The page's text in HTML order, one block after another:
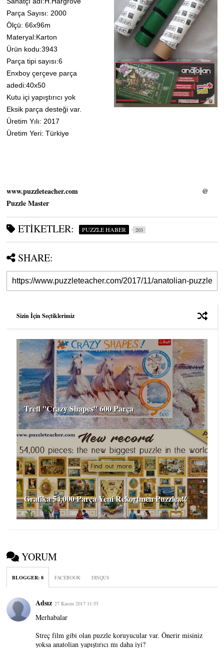
Parça Sayısı: 2000
Ölçü: 66x96m
Materyal:Karton
Ürün kodu:3943
Parça tipi sayısı:6
Enxboy çerçeve parça
adedi:40x50
Kutu içi yapıştırıcı yok
Eksik parça desteği var.
Üretim Yılı: 2017
Üretim Yeri: Türkiye
www.puzzleteacher.com
@
Puzzle Master
ETIKETLER: PUZZLE HABER 203
SHARE:
Sizin İçin Seçtiklerimiz
Trefl ''Crazy Shapes'' 600 Parça
Grafika 54.000 Parça Yeni Rekortmen Puzzle..!!
YORUM
BLOGGER:8 FACEBOOK DISQUS
Adsız 27 Kasım 2017 11:55
Merhabalar
Streç film gibi olan puzzle koruyucular var. Önerir misiniz
yoksa anatolian yapıştırıcı mı daha iyi?